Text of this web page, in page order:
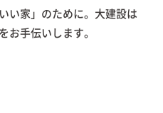
い家」のために。大建設は
お手伝いします。